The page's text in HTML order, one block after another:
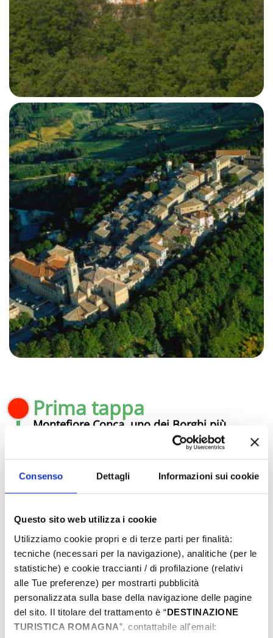
Consenso Dettagli Informazioni sui cookie
Questo sito web utilizza i cookie
Utilizziamo cookie propri e di terze parti per finalità:
tecniche (necessari per la navigazione), analitiche (per le
statistiche) e cookie traccianti / di profilazione (relativi
alle Tue preferenze) per mostrarti pubblicità
personalizzata sulla base della navigazione delle pagine
del sito. Il titolare del trattamento è “DESTINAZIONE
TURISTICA ROMAGNA”, contattabile all'email:
Prima tappa
Montefiore Conca, uno dei Borghi più
, un autentico scrigno
di storia medievale è uno dei borghi più
anche dal mare. I boschi, le campagne e
la vista sui monti dell'Appennino e sulla
costa creano un perfetto equilibrio tra
storia e natura.
La Rocca Malatestianaè la protagonista
di questo borgo, un gioiello
architettonico che accolse papi e principi